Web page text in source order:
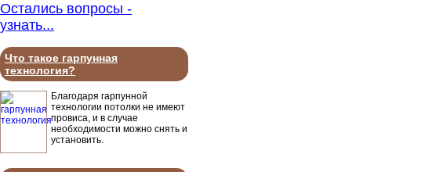
Остались вопросы -
узнать...
Что такое гарпунная
технология?
Благодаря гарпунной
технологии потолки не имеют
провиса, и в случае
необходимости можно снять и
установить.